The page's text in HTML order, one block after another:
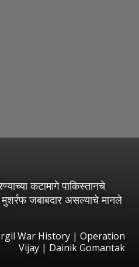
कटामागे पाकिस्तानचे
जबाबदार असल्याचे मानले
War History | Operation
Vijay | Dainik Gomantak